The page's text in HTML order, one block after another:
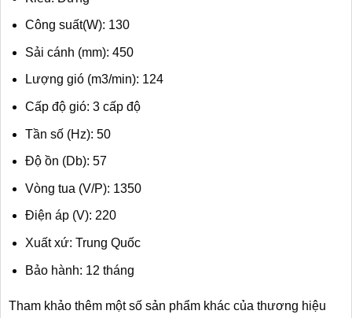
Công suất(W): 130
Sải cánh (mm): 450
Lượng gió (m3/min): 124
Cấp độ gió: 3 cấp độ
Tần số (Hz): 50
Độ ồn (Db): 57
Vòng tua (V/P): 1350
Điện áp (V): 220
Xuất xứ: Trung Quốc
Bảo hành: 12 tháng
Tham khảo thêm một số sản phẩm khác của thương hiệu